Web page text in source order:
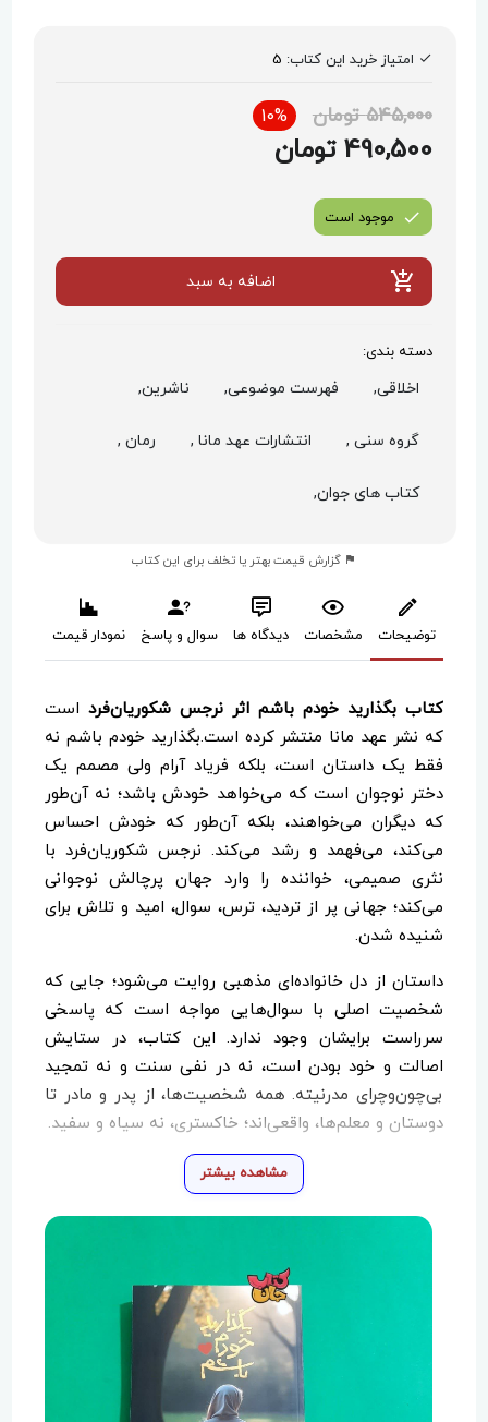
امتیاز خرید این کتاب: 5
545,000 تومان 10%
490,500 تومان
موجود است
اضافه به سبد
دسته بندی:
اخلاقی, فهرست موضوعی, ناشرین,
گروه سنی , انتشارات عهد مانا , رمان ,
کتاب های جوان,
گزارش قیمت بهتر یا تخلف برای این کتاب
توضیحات مشخصات دیدگاه ها سوال و پاسخ نمودار قیمت
کتاب بگذارید خودم باشم اثر نرجس شکوریان‌فرد است
که نشر عهد مانا منتشر کرده است.بگذارید خودم باشم نه
فقط یک داستان است، بلکه فریاد آرام ولی مصمم یک
دختر نوجوان است که می‌خواهد خودش باشد؛ نه آن‌طور
که دیگران می‌خواهند، بلکه آن‌طور که خودش احساس
می‌کند، می‌فهمد و رشد می‌کند. نرجس شکوریان‌فرد با
نثری صمیمی، خواننده را وارد جهان پرچالش نوجوانی
می‌کند؛ جهانی پر از تردید، ترس، سوال، امید و تلاش برای
شنیده شدن.
داستان از دل خانواده‌ای مذهبی روایت می‌شود؛ جایی که
شخصیت اصلی با سوال‌هایی مواجه است که پاسخی
سرراست برایشان وجود ندارد. این کتاب، در ستایش
اصالت و خود بودن است، نه در نفی سنت و نه تمجید
بی‌چون‌وچرای مدرنیته. همه شخصیت‌ها، از پدر و مادر تا
دوستان و معلم‌ها، واقعی‌اند؛ خاکستری، نه سیاه و سفید.
شکوریان‌فرد به‌جای پند دادن، قصه می‌گوید؛ قصه‌ای که
می‌تواند برای هر نوجوانی آشنا باشد و برای هر والد و
مربی‌ای قابل تامل. «بگذارید خودم باشم» کتابی‌ست برای
خودشان را گم کرده‌اند.
کتاب بگذارید خودم باشم را به چه کسانی پیشنهاد می‌کنیم؟
اگر در جست‌وجوی صدای درونی‌ات هستی، اگر پدر یا
مادری هستی که می‌خواهی فرزندت را بهتر بفهمی، یا اگر
مشاهده بیشتر